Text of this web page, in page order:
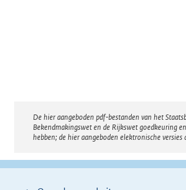
Disclaimer
De hier aangeboden pdf-bestanden van het
Bekendmakingswet en de Rijkswet goedkeuring
hebben; de hier aangeboden elektronische